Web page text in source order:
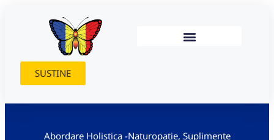
SUSTINE
Abordare Holistica -Naturopatie, Suplimente